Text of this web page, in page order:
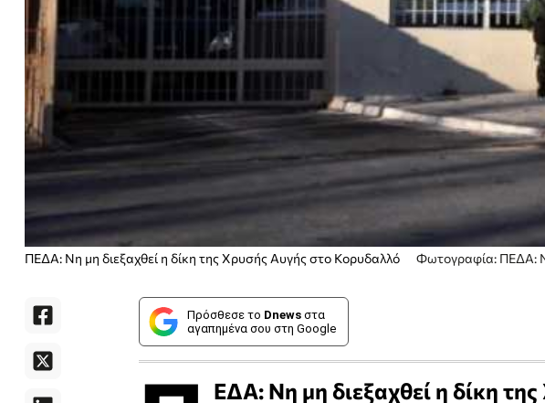
ΠΕΔΑ: Νη μη διεξαχθεί η δίκη της Χρυσής Αυγής στο Κορυδαλλό Φωτογραφία: ΠΕΔΑ:
Πρόσθεσε το Dnews στα
αγαπημένα σου στη Google
ΕΔΑ: Νη μη διεξαχθεί η δίκη